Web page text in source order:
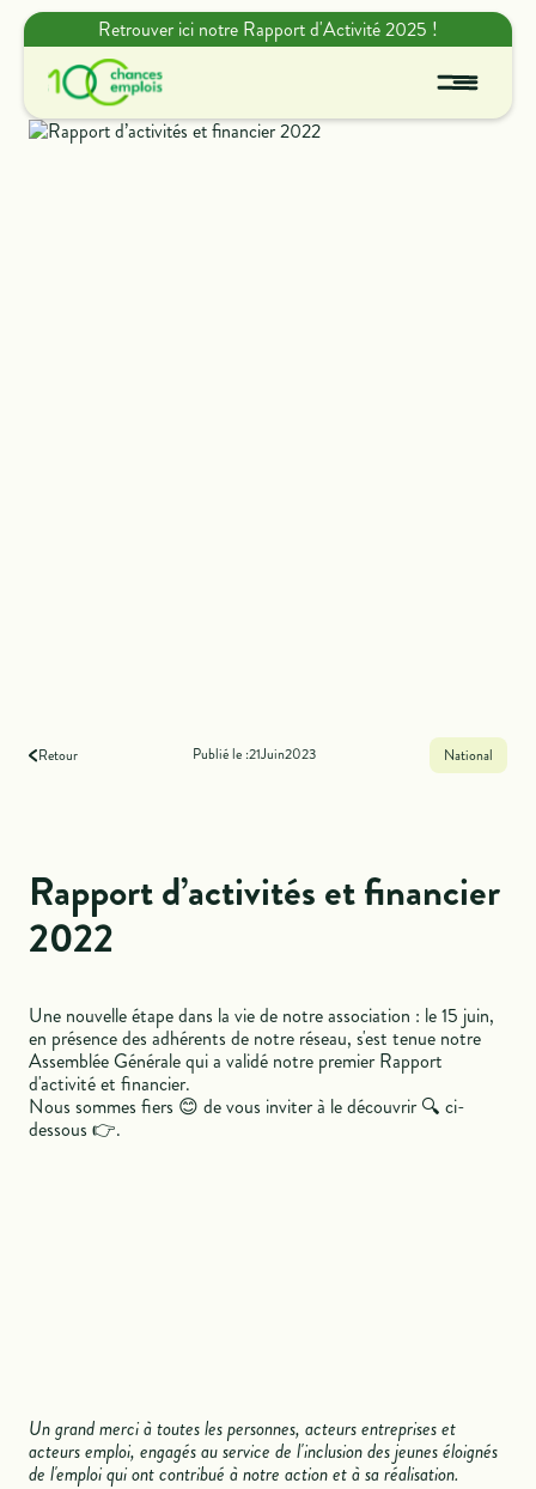
Retrouver ici notre Rapport d'Activité 2025 !
Retour Publié le :21Juin2023 National
Rapport d’activités et financier
2022
Une nouvelle étape dans la vie de notre association : le 15 juin,
en présence des adhérents de notre réseau, s'est tenue notre
Assemblée Générale qui a validé notre premier Rapport
d'activité et financier.
Nous sommes fiers 😊 de vous inviter à le découvrir 🔍 ci-
dessous 👉.
Un grand merci à toutes les personnes, acteurs entreprises et
acteurs emploi, engagés au service de l'inclusion des jeunes éloignés
de l'emploi qui ont contribué à notre action et à sa réalisation.